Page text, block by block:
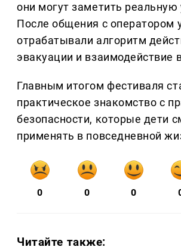
они могут заметить реальную
После общения с оператором
отрабатывали алгоритм
эвакуации и взаимодействие
Главным итогом фестиваля
практическое знакомство с
безопасности, которые дети
применять в повседневной
0 0 0
Читайте также: